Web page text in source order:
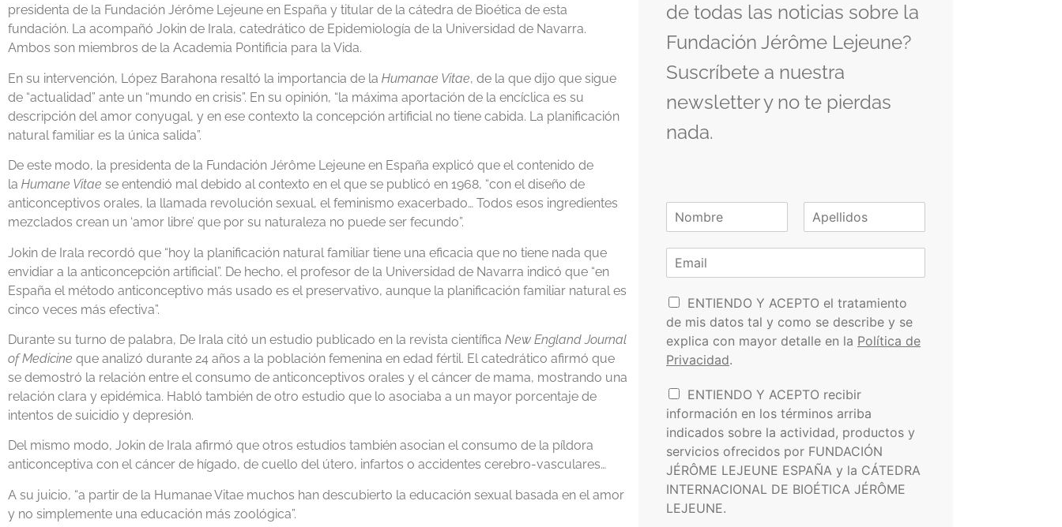
presidenta de la Fundación Jérôme Lejeune en España y titular de la cátedra de Bioética de esta
fundación. La acompañó Jokin de Irala, catedrático de Epidemiología de la Universidad de Navarra.
Ambos son miembros de la Academia Pontificia para la Vida.
En su intervención, López Barahona resaltó la importancia de la Humanae Vitae, de la que dijo que sigue
de “actualidad” ante un “mundo en crisis”. En su opinión, “la máxima aportación de la encíclica es su
descripción del amor conyugal, y en ese contexto la concepción artificial no tiene cabida. La planificación
natural familiar es la única salida”.
De este modo, la presidenta de la Fundación Jérôme Lejeune en España explicó que el contenido de
la Humane Vitae se entendió mal debido al contexto en el que se publicó en 1968, “con el diseño de
anticonceptivos orales, la llamada revolución sexual, el feminismo exacerbado… Todos esos ingredientes
mezclados crean un ‘amor libre’ que por su naturaleza no puede ser fecundo”.
Jokin de Irala recordó que “hoy la planificación natural familiar tiene una eficacia que no tiene nada que
envidiar a la anticoncepción artificial”. De hecho, el profesor de la Universidad de Navarra indicó que “en
España el método anticonceptivo más usado es el preservativo, aunque la planificación familiar natural es
cinco veces más efectiva”.
Durante su turno de palabra, De Irala citó un estudio publicado en la revista científica New England Journal
of Medicine que analizó durante 24 años a la población femenina en edad fértil. El catedrático afirmó que
se demostró la relación entre el consumo de anticonceptivos orales y el cáncer de mama, mostrando una
relación clara y epidémica. Habló también de otro estudio que lo asociaba a un mayor porcentaje de
intentos de suicidio y depresión.
Del mismo modo, Jokin de Irala afirmó que otros estudios también asocian el consumo de la píldora
anticonceptiva con el cáncer de hígado, de cuello del útero, infartos o accidentes cerebro-vasculares…
A su juicio, “a partir de la Humanae Vitae muchos han descubierto la educación sexual basada en el amor
y no simplemente una educación más zoológica”.
de todas las noticias sobre la
Fundación Jérôme Lejeune?
Suscríbete a nuestra
newsletter y no te pierdas
nada.
*
o
b
e
p
l
i
o
s
r
e
e
l
c
t
r
n
i
c
o
P
o
l
í
t
c
a
d
e
P
r
i
v
ENTIENDO Y ACEPTO el tratamiento
de mis datos tal y como se describe y se
explica con mayor detalle en la Política de
Privacidad.
I
n
f
o
r
m
a
c
i
ENTIENDO Y ACEPTO recibir
información en los términos arriba
indicados sobre la actividad, productos y
servicios ofrecidos por FUNDACIÓN
JÉRÔME LEJEUNE ESPAÑA y la CÁTEDRA
INTERNACIONAL DE BIOÉTICA JÉRÔME
LEJEUNE.